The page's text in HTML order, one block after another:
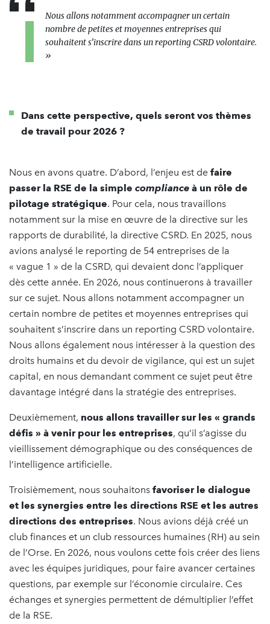
Nous allons notamment accompagner un certain
nombre de petites et moyennes entreprises qui
souhaitent s’inscrire dans un reporting CSRD volontaire.
»
Dans cette perspective, quels seront vos thèmes
de travail pour 2026 ?
Nous en avons quatre. D’abord, l’enjeu est de faire
passer la RSE de la simple compliance à un rôle de
pilotage stratégique. Pour cela, nous travaillons
notamment sur la mise en œuvre de la directive sur les
rapports de durabilité, la directive CSRD. En 2025, nous
avions analysé le reporting de 54 entreprises de la
« vague 1 » de la CSRD, qui devaient donc l’appliquer
dès cette année. En 2026, nous continuerons à travailler
sur ce sujet. Nous allons notamment accompagner un
certain nombre de petites et moyennes entreprises qui
souhaitent s’inscrire dans un reporting CSRD volontaire.
Nous allons également nous intéresser à la question des
droits humains et du devoir de vigilance, qui est un sujet
capital, en nous demandant comment ce sujet peut être
davantage intégré dans la stratégie des entreprises.
Deuxièmement, nous allons travailler sur les « grands
défis » à venir pour les entreprises, qu’il s’agisse du
vieillissement démographique ou des conséquences de
l’intelligence artificielle.
Troisièmement, nous souhaitons favoriser le dialogue
et les synergies entre les directions RSE et les autres
directions des entreprises. Nous avions déjà créé un
club finances et un club ressources humaines (RH) au sein
de l’Orse. En 2026, nous voulons cette fois créer des liens
avec les équipes juridiques, pour faire avancer certaines
questions, par exemple sur l’économie circulaire. Ces
échanges et synergies permettent de démultiplier l’effet
de la RSE.